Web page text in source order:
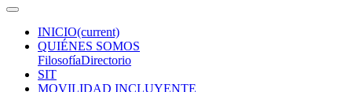
INICIO(current)
QUIÉNES SOMOS
FilosofíaDirectorio
SIT
MOVILIDAD INCLUYENTE